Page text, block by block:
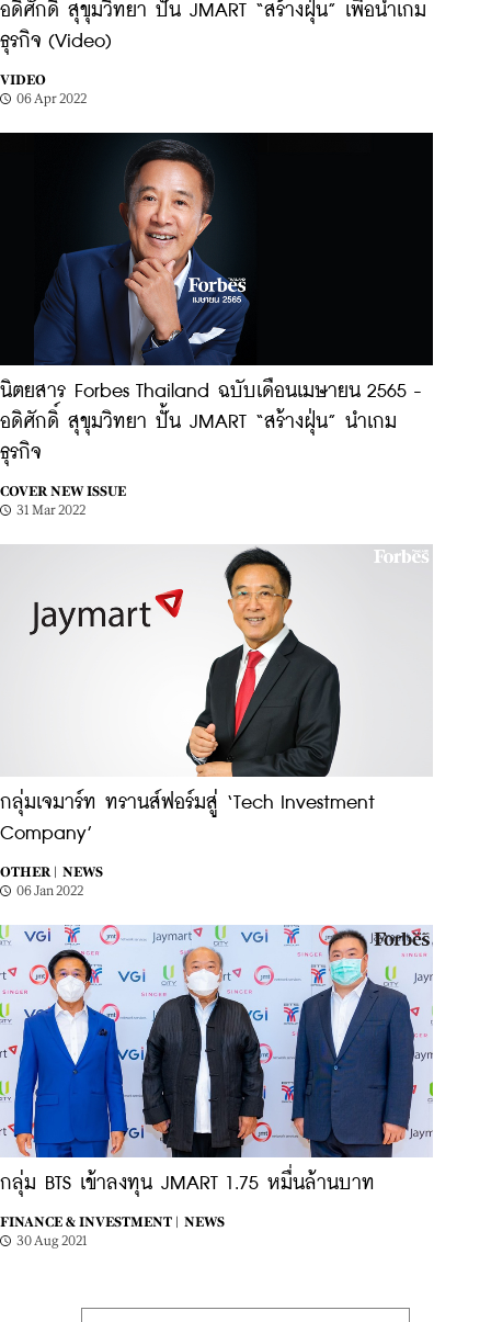
อดิศักดิ์ สุขุมวิทยา ปั้น JMART “สร้างฝุ่น” เพื่อนำเกม
ธุรกิจ (Video)
VIDEO
06 Apr 2022
นิตยสาร Forbes Thailand ฉบับเดือนเมษายน 2565 -
อดิศักดิ์ สุขุมวิทยา ปั้น JMART “สร้างฝุ่น” นำเกม
ธุรกิจ
COVER NEW ISSUE
31 Mar 2022
กลุ่มเจมาร์ท ทรานส์ฟอร์มสู่ ‘Tech Investment
Company’
OTHER |
NEWS
06 Jan 2022
กลุ่ม BTS เข้าลงทุน JMART 1.75 หมื่นล้านบาท
FINANCE & INVESTMENT |
NEWS
30 Aug 2021